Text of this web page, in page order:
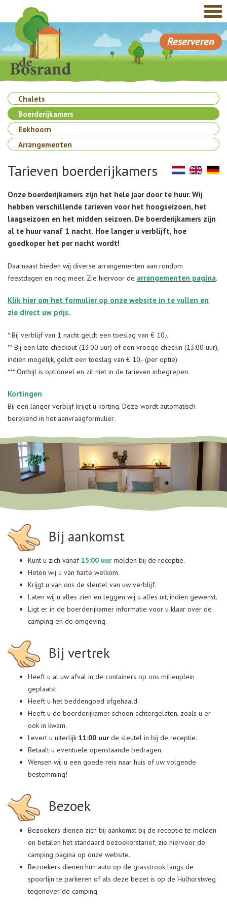
Reserveren
Chalets
Boerderijkamers
Eekhoorn
Arrangementen
Tarieven boerderijkamers
Onze boerderijkamers zijn het hele jaar door te huur. Wij
hebben verschillende tarieven voor het hoogseizoen, het
laagseizoen en het midden seizoen. De boerderijkamers zijn
al te huur vanaf 1 nacht. Hoe langer u verblijft, hoe
goedkoper het per nacht wordt!
Daarnaast bieden wij diverse arrangementen aan rondom
feestdagen en nog meer. Zie hiervoor de arrangementen pagina.
Klik hier om het formulier op onze website in te vullen en
zie direct uw prijs.
* Bij verblijf van 1 nacht geldt een toeslag van € 10,-.
** Bij een late checkout (13:00 uur) of een vroege checkin (13:00 uur),
indien mogelijk, geldt een toeslag van € 10,- (per optie)
*** Ontbijt is optioneel en zit niet in de tarieven inbegrepen.
Kortingen
Bij een langer verblijf krijgt u korting. Deze wordt automatisch
berekend in het aanvraagformulier.
Bij aankomst
Kunt u zich vanaf15:00 uur melden bij de receptie.
Heten wij u van harte welkom.
Krijgt u van ons de sleutel van uw verblijf.
Laten wij u alles zien en leggen wij u alles uit, indien gewenst.
Ligt er in de boerderijkamer informatie voor u klaar over de
camping en de omgeving.
Bij vertrek
Heeft u al uw afval in de containers op ons milieuplein
geplaatst.
Heeft u het beddengoed afgehaald.
Heeft u de boerderijkamer schoon achtergelaten, zoals u er
ook in kwam.
Levert u uiterlijk 11:00 uur de sleutel in bij de receptie.
Betaalt u eventuele openstaande bedragen.
Wensen wij u een goede reis naar huis of uw volgende
bestemming!
Bezoek
Bezoekers dienen zich bij aankomst bij de receptie te melden
en betalen het standaard bezoekerstarief, zie hiervoor de
camping pagina op onze website.
Bezoekers dienen hun auto op de grasstrook langs de
spoorlijn te parkeren of als deze bezet is op de Hulhorstweg
tegenover de camping.